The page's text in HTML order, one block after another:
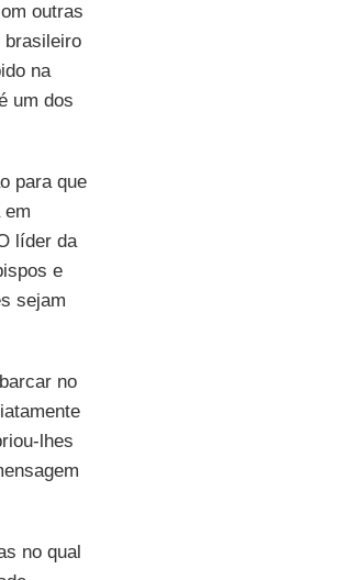
outras
brasileiro
na
um dos
para que
em
líder da
e
sejam
no
lhes
no qual